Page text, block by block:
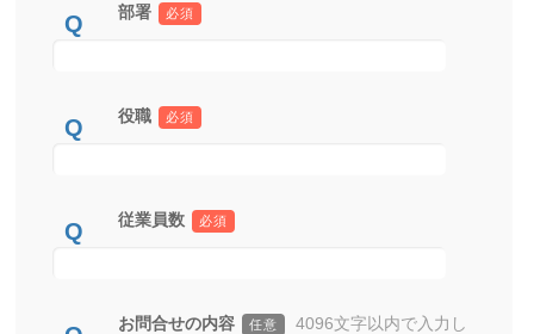
部署 必須
役職 必須
従業員数 必須
お問合せの内容 任意
4096文字以内で入力し